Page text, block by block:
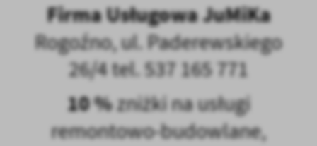
Firma Usługowa JuMiKa
Rogoźno, ul. Paderewskiego
26/4 tel. 537 165 771
10 %zniżki na usługi
remontowo-budowlane,